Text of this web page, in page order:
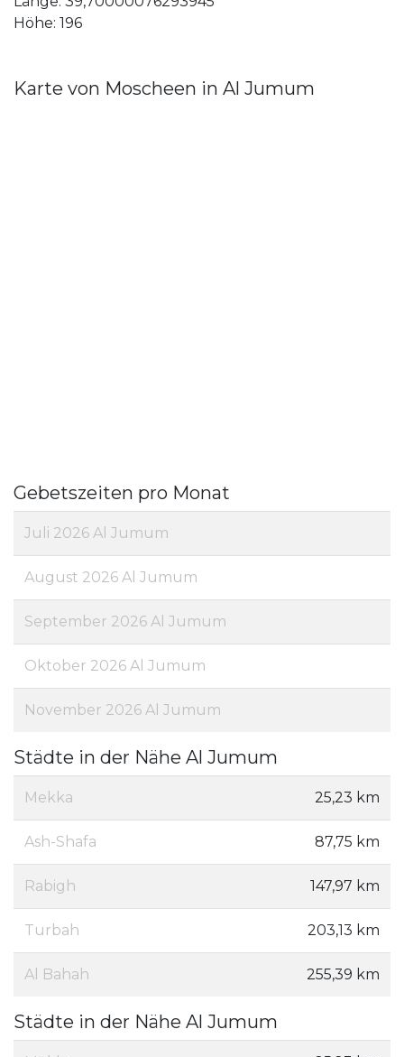
Höhe: 196
Karte von Moscheen in Al Jumum
Gebetszeiten pro Monat
Juli 2026 Al Jumum
August 2026 Al Jumum
September 2026 Al Jumum
Oktober 2026 Al Jumum
November 2026 Al Jumum
Städte in der Nähe Al Jumum
Mekka 25,23 km
Ash-Shafa 87,75 km
Rabigh 147,97 km
Turbah 203,13 km
Al Bahah 255,39 km
Städte in der Nähe Al Jumum